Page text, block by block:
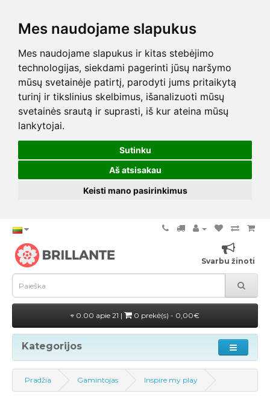
Mes naudojame slapukus
Mes naudojame slapukus ir kitas stebėjimo
technologijas, siekdami pagerinti jūsų naršymo
mūsų svetainėje patirtį, parodyti jums pritaikytą
turinį ir tikslinius skelbimus, išanalizuoti mūsų
svetainės srautą ir suprasti, iš kur ateina mūsų
lankytojai.
Sutinku
Aš atsisakau
Keisti mano pasirinkimus
Svarbu žinoti
0.00 apie 21 | 0 prekė(s) - 0,00€
Kategorijos
Pradžia Gamintojas Inspire my play